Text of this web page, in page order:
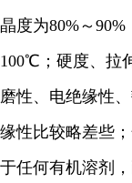
晶度为80%～
100℃；硬度、拉
磨性、电绝缘性
缘性比较略差些
于任何有机溶剂